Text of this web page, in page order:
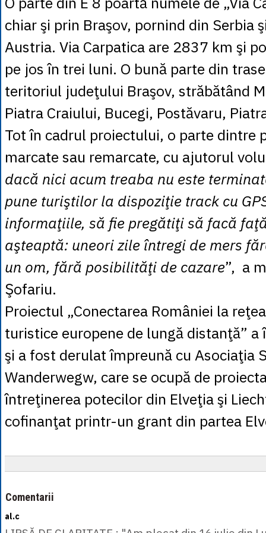
chiar şi prin Braşov, pornind din Serbia
Austria. Via Carpatica are 2837 km şi
pe jos în trei luni. O bună parte din
teritoriul judeţului Braşov, străbătând
Piatra Craiului, Bucegi, Postăvaru,
Tot în cadrul proiectului, o parte dintre
marcate sau remarcate, cu ajutorul
dacă nici acum treaba nu este
pune turiştilor la dispoziţie track cu
informaţiile, să fie pregătiţi să facă
aşteaptă: uneori zile întregi de mers
un om, fără posibilităţi de cazare”, a
Şofariu.
Proiectul „Conectarea României la
turistice europene de lungă distanţă”
şi a fost derulat împreună cu Asociaţia
Wanderwegw, care se ocupă de
întreţinerea potecilor din Elveţia şi
cofinanţat printr-un grant din partea
Comentarii
al.c